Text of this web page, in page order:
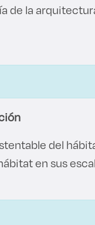
de la
del
en sus